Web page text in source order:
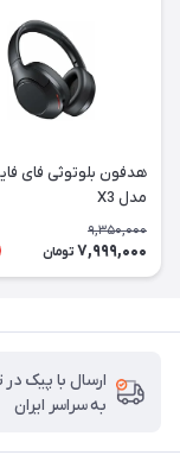
هدفون بلوتوثی فای
مدل X3
9,350,000
7,999,000 تومان
ارسال با پیک
به سراسر ایران